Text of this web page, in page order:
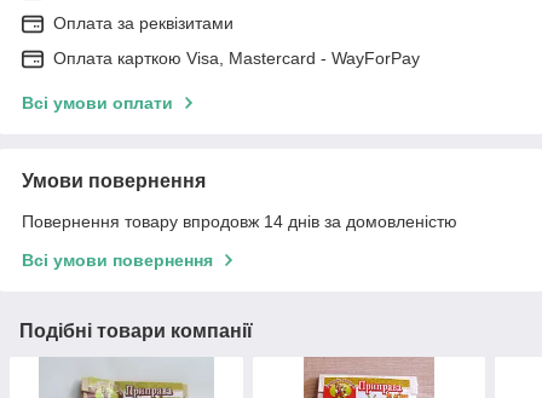
Оплата за реквізитами
Оплата карткою Visa, Mastercard - WayForPay
Всі умови оплати
Умови повернення
Повернення товару впродовж 14 днів за домовленістю
Всі умови повернення
Подібні товари компанії